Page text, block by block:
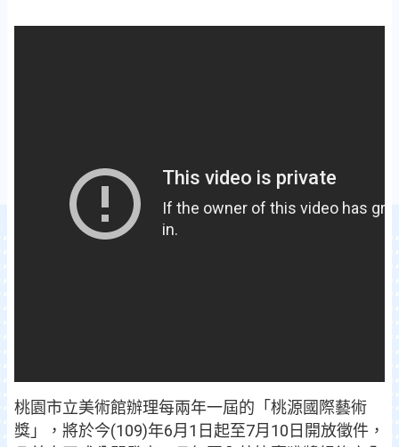
桃園市立美術館辦理每兩年一屆的「桃源國際藝術
獎」，將於今(109)年6月1日起至7月10日開放徵件，